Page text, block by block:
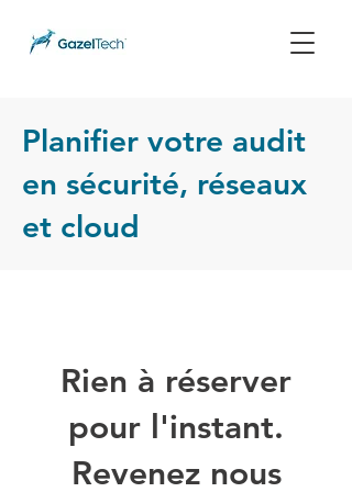
Planifier votre audit
en sécurité, réseaux
et cloud
Rien à réserver
pour l'instant.
Revenez nous